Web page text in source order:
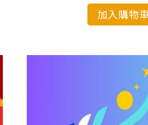
加入購物車